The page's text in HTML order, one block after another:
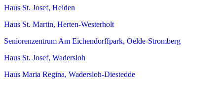
Haus St. Josef, Heiden
Haus St. Martin, Herten-Westerholt
Seniorenzentrum Am Eichendorffpark, Oelde-Stromberg
Haus St. Josef, Wadersloh
Haus Maria Regina, Wadersloh-Diestedde